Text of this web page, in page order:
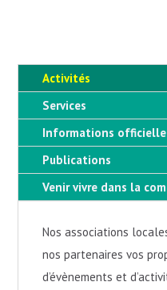
Activités
Services
Informations
Publications
Venir vivre dans la
Nos associations
nos partenaires vos
d’évènements et